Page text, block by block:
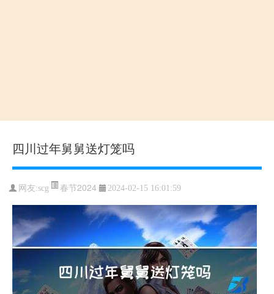
四川过年舅舅送灯笼吗
网友:scg 春节2024 2024-02-15 16:01:59